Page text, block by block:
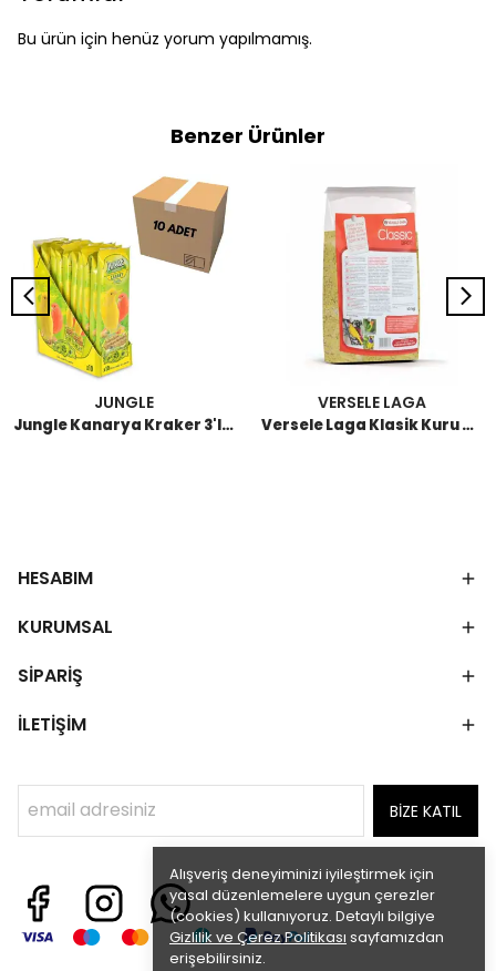
Alışveriş deneyiminizi iyileştirmek için
yasal düzenlemelere uygun çerezler
(cookies) kullanıyoruz. Detaylı bilgiye
Gizlilik ve Çerez Politikası sayfamızdan
erişebilirsiniz.
Bu ürün için henüz yorum yapılmamış.
Benzer Ürünler
JUNGLE
Jungle Kanarya Kraker 3'lü (10 Adet)
VERSELE LAGA
Versele Laga Klasik Kuru Yumurta Maması 10 KG
HESABIM
KURUMSAL
SİPARİŞ
İLETİŞİM
BİZE KATIL